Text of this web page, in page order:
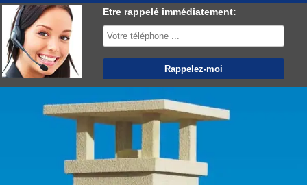
Etre rappelé immédiatement: